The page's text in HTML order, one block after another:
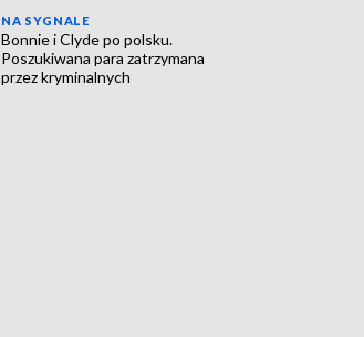
NA SYGNALE
Bonnie i Clyde po polsku.
Poszukiwana para zatrzymana
przez kryminalnych